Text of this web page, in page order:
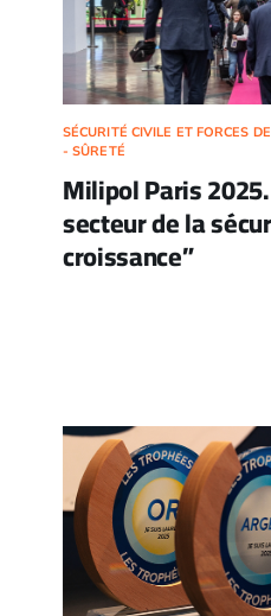
SÉCURITÉ CIVILE ET FORCES
- SÛRETÉ
Milipol Paris
secteur de la
croissance”